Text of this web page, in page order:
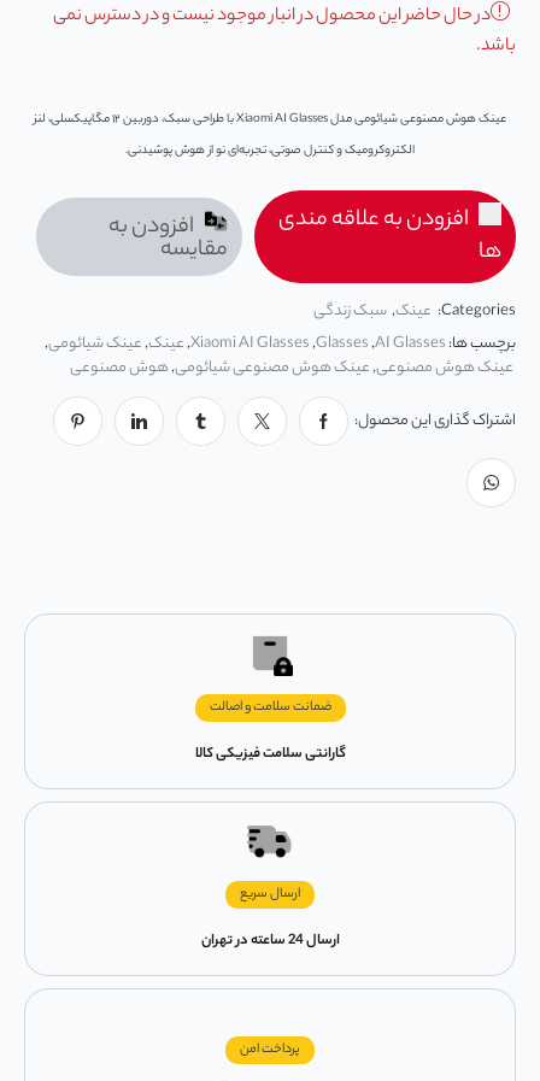
در حال حاضر این محصول در انبار موجود نیست و در دسترس نمی
باشد.
عینک هوش مصنوعی شیائومی مدل Xiaomi AI Glasses با طراحی سبک، دوربین ۱۲ مگاپیکسلی، لنز
الکتروکرومیک و کنترل صوتی، تجربه‌ای نو از هوش پوشیدنی.
افزودن به علاقه مندی
ها
افزودن به
مقایسه
Categories: عینک,سبک زندگی
برچسب ها:AI Glasses
,
Glasses
,
Xiaomi AI Glasses
,عینک,عینک شیائومی,
عینک هوش مصنوعی,عینک هوش مصنوعی شیائومی,هوش مصنوعی
اشتراک گذاری این محصول:
ضمانت سلامت و اصالت
گارانتی سلامت فیزیکی کالا
ارسال سریع
ارسال 24 ساعته در تهران
پرداخت امن